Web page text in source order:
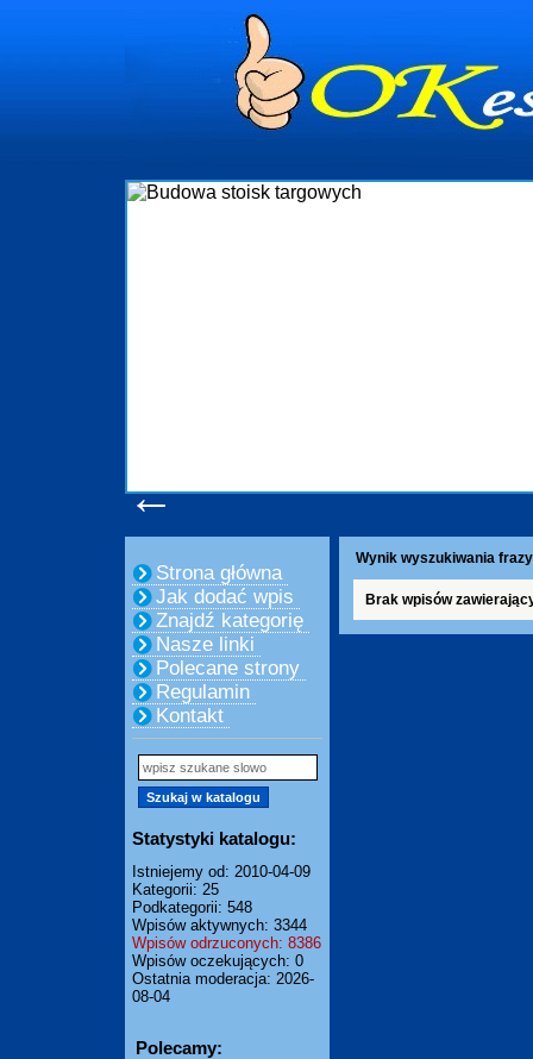
←
Strona główna
Jak dodać wpis
Znajdź kategorię
Nasze linki
Polecane strony
Regulamin
Kontakt
Statystyki katalogu:
Istniejemy od: 2010-04-09
Kategorii: 25
Podkategorii: 548
Wpisów aktywnych: 3344
Wpisów odrzuconych: 8386
Wpisów oczekujących: 0
Ostatnia moderacja: 2026-
08-04
Polecamy:
Wynik wyszukiwania
Brak wpisów